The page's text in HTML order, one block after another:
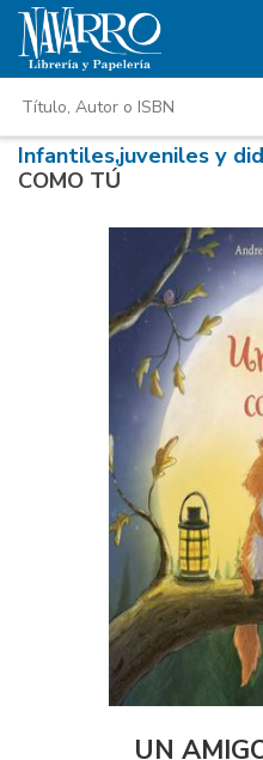
Infantiles,juveniles y
COMO TÚ
UN